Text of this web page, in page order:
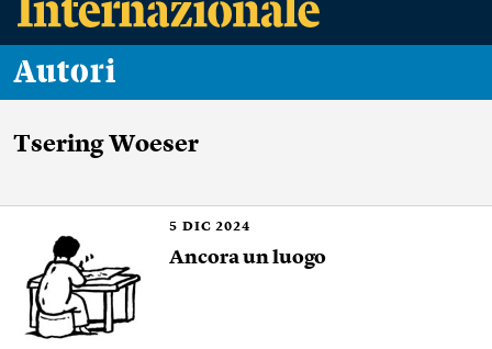
Autori
Tsering Woeser
5 DIC 2024
Ancora un luogo